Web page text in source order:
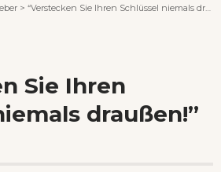
> “Verstecken Sie Ihren Schlüssel niemals draußen!”
Sie Ihren
draußen!”